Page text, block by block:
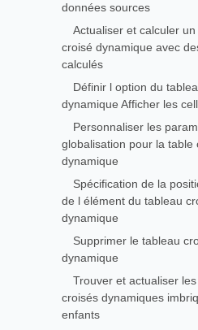
données sources
Actualiser et calculer
croisé dynamique avec
calculés
Définir l option du
dynamique Afficher les
Personnaliser les
globalisation pour la table
dynamique
Spécification de la
de l élément du tableau
dynamique
Supprimer le tableau
dynamique
Trouver et actualiser
croisés dynamiques
enfants